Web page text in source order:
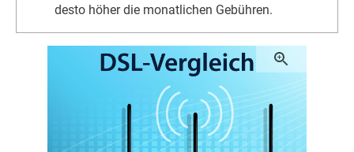
desto höher die monatlichen Gebühren.